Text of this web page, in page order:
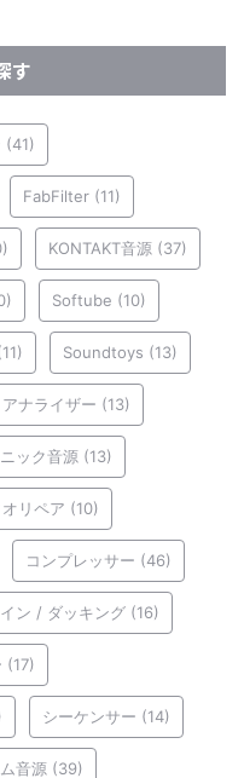
す
(41)
FabFilter (11)
KONTAKT音源 (37)
Softube (10)
Soundtoys (13)
アナライザー (13)
ック音源 (13)
リペア (10)
コンプレッサー (46)
ン / ダッキング (16)
(17)
シーケンサー (14)
音源 (39)